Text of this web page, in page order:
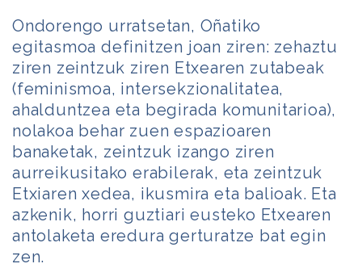
Ondorengo urratsetan, Oñatiko
egitasmoa definitzen joan ziren: zehaztu
ziren zeintzuk ziren Etxearen zutabeak
(feminismoa, intersekzionalitatea,
ahalduntzea eta begirada komunitarioa),
nolakoa behar zuen espazioaren
banaketak, zeintzuk izango ziren
aurreikusitako erabilerak, eta zeintzuk
Etxiaren xedea, ikusmira eta balioak. Eta
azkenik, horri guztiari eusteko Etxearen
antolaketa eredura gerturatze bat egin
zen.